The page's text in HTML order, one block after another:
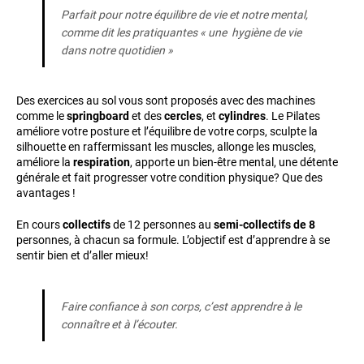
Parfait pour notre équilibre de vie et notre mental,
comme dit les pratiquantes « une hygiène de vie
dans notre quotidien »
Des exercices au sol vous sont proposés avec des machines
comme lespringboard et descercles, et cylindres. Le Pilates
améliore votre posture et l’équilibre de votre corps, sculpte la
silhouette en raffermissant les muscles, allonge les muscles,
améliore la respiration, apporte un bien-être mental, une détente
générale et fait progresser votre condition physique? Que des
avantages !
En courscollectifsde 12 personnes au semi-collectifs de 8
personnes, à chacun sa formule. L’objectif est d’apprendre à se
sentir bien et d’aller mieux!
Faire confiance à son corps, c’est apprendre à le
connaître et à l’écouter.